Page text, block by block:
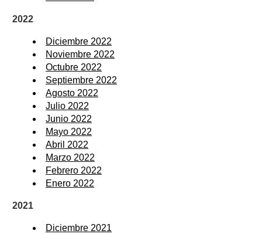
2022
Diciembre 2022
Noviembre 2022
Octubre 2022
Septiembre 2022
Agosto 2022
Julio 2022
Junio 2022
Mayo 2022
Abril 2022
Marzo 2022
Febrero 2022
Enero 2022
2021
Diciembre 2021